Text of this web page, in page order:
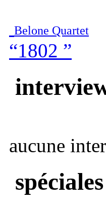
Belone Quartet
“1802 ”
aucune
spéciales